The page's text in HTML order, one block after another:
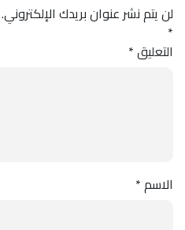
لن يتم نشر عنوان بريدك الإلكتروني.
*
التعليق*
الاسم*